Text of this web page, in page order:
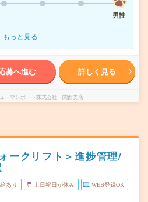
男性
もっと見る
募へ進む 詳しく見る
ーマンポート株式会社 関西支店
ークリフト＞進捗管理/
あり 土日祝日が休み WEB登録OK